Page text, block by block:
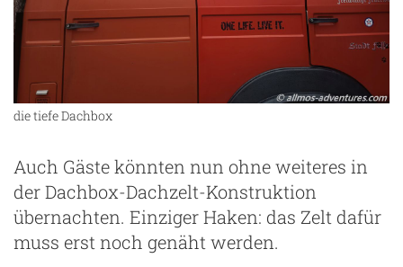
die tiefe Dachbox
Auch Gäste könnten nun ohne weiteres in
der Dachbox-Dachzelt-Konstruktion
übernachten. Einziger Haken: das Zelt dafür
muss erst noch genäht werden.